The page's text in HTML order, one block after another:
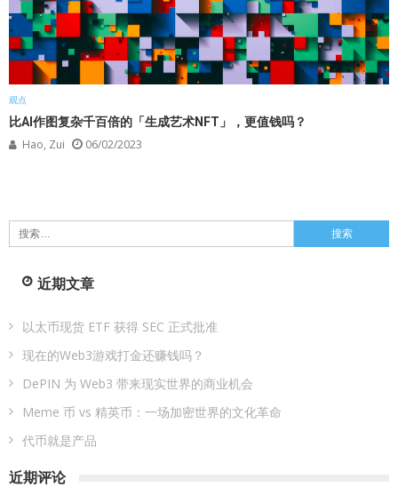
观点
比AI作图复杂千百倍的「生成艺术NFT」，更值钱吗？
Hao, Zui 06/02/2023
搜
索：
近期文章
以太币现货 ETF 获得 SEC 正式批准
现在的Web3游戏打金还赚钱吗？
DePIN 为 Web3 带来现实世界的商业机会
Meme 币 vs 精英币：一场加密世界的文化革命
代币就是产品
近期评论